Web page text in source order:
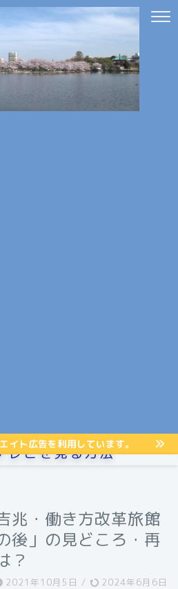
イト広告を利用しています。
レビを見る方法
兆・働き方改革旅館
後」の見どころ・再
？
2021年10月5日 / 2024年6月6日